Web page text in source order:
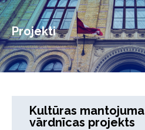
Projekti
Kultūras
vārdnīcas projekts